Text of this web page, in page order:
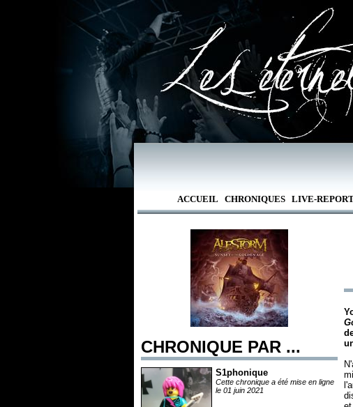
ACCUEIL CHRONIQUES LIVE-
CHRONIQUE PAR ...
S1phonique
Cette chronique a été mise en ligne
le 01 juin 2021